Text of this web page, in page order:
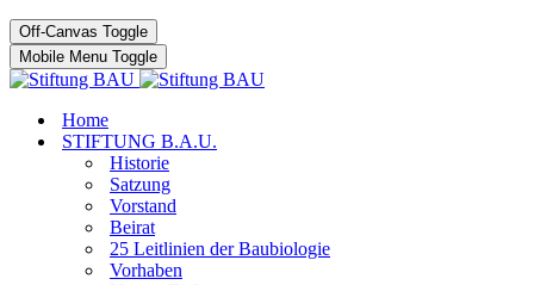
Off-Canvas Toggle
Mobile Menu Toggle
Home
STIFTUNG B.A.U.
Historie
Satzung
Vorstand
Beirat
25 Leitlinien der Baubiologie
Vorhaben